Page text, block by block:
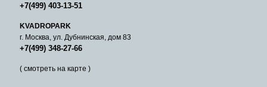
+7(499) 403-13-51
KVADROPARK
г. Москва, ул. Дубнинская, дом 83
+7(499) 348-27-66
( смотреть на карте )